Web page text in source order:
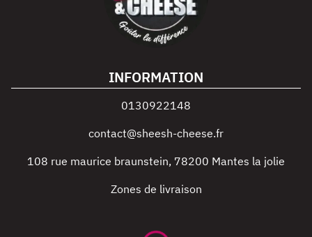
INFORMATION
0130922148
contact@sheesh-cheese.fr
108 rue maurice braunstein, 78200 Mantes la jolie
Zones de livraison